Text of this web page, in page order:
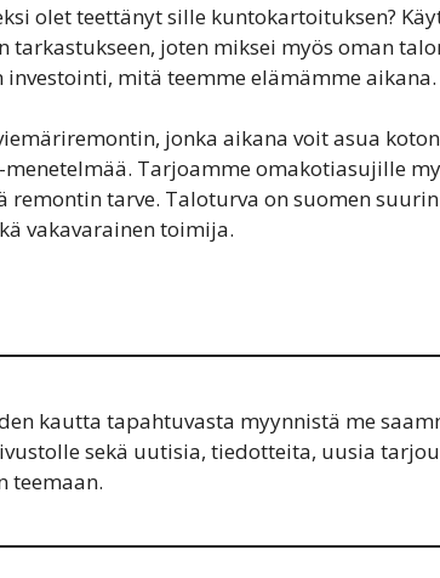
olet teettänyt sille kuntokartoituksen?
joten miksei myös oman
mitä teemme elämämme aikana.
jonka aikana voit asua
Tarjoamme omakotiasujille
remontin tarve. Taloturva on suomen
vakavarainen toimija.
kautta tapahtuvasta myynnistä me
sekä uutisia, tiedotteita, uusia
teemaan.